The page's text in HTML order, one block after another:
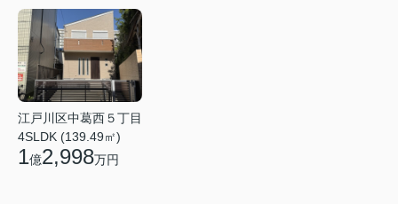
江戸川区中葛西５丁目
4SLDK (139.49㎡)
1億2,998万円